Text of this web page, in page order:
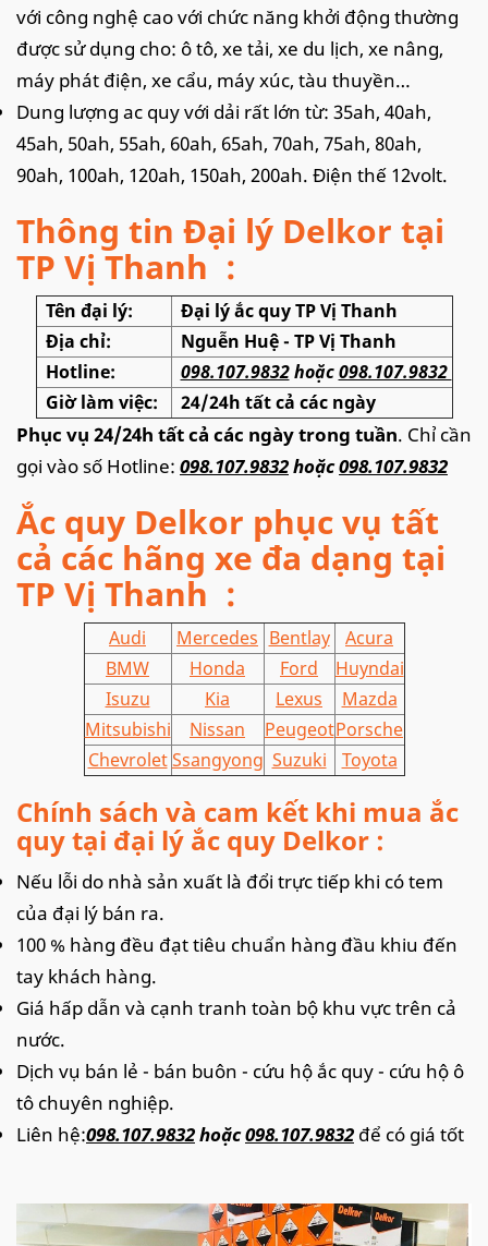
với công nghệ cao với chức năng khởi động thường
được sử dụng cho: ô tô, xe tải, xe du lịch, xe nâng,
máy phát điện, xe cẩu, máy xúc, tàu thuyền…
Dung lượng ac quy với dải rất lớn từ: 35ah, 40ah,
45ah, 50ah, 55ah, 60ah, 65ah, 70ah, 75ah, 80ah,
90ah, 100ah, 120ah, 150ah, 200ah. Điện thế 12volt.
Thông tin Đại lý Delkor tại
TP Vị Thanh :
Tên đại lý:
Đại lý ắc quy TP Vị Thanh
Địa chỉ:
Nguễn Huệ - TP Vị Thanh
Hotline:
098.107.9832hoặc098.107.9832
Giờ làm việc:
24/24h tất cả các ngày
Phục vụ 24/24h tất cả các ngày trong tuần. Chỉ cần
gọi vào số Hotline: 098.107.9832hoặc098.107.9832
Ắc quy Delkor phục vụ tất
cả các hãng xe đa dạng tại
TP Vị Thanh :
Audi Mercedes Bentlay
Acura
BMW
Honda Ford
Huyndai
Isuzu
Kia Lexus
Mazda
Mitsubishi
Nissan PeugeotPorsche
Chevrolet Ssangyong Suzuki Toyota
Chính sách và cam kết khi mua ắc
quy tại đại lý ắc quy Delkor :
Nếu lỗi do nhà sản xuất là đổi trực tiếp khi có tem
của đại lý bán ra.
100 % hàng đều đạt tiêu chuẩn hàng đầu khiu đến
tay khách hàng.
Giá hấp dẫn và cạnh tranh toàn bộ khu vực trên cả
nước.
Dịch vụ bán lẻ - bán buôn - cứu hộ ắc quy - cứu hộ ô
tô chuyên nghiệp.
Liên hệ:098.107.9832hoặc098.107.9832 để có giá tốt